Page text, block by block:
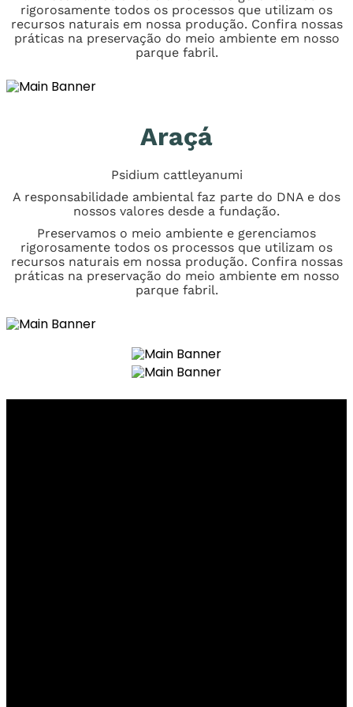
rigorosamente todos os processos que utilizam os
recursos naturais em nossa produção. Confira nossas
práticas na preservação do meio ambiente em nosso
parque fabril.
Araçá
Psidium cattleyanumi
A responsabilidade ambiental faz parte do DNA e dos
nossos valores desde a fundação.
Preservamos o meio ambiente e gerenciamos
rigorosamente todos os processos que utilizam os
recursos naturais em nossa produção. Confira nossas
práticas na preservação do meio ambiente em nosso
parque fabril.